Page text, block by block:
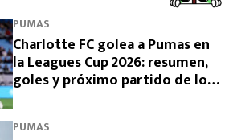
PUMAS
Charlotte FC golea a Pumas en
la Leagues Cup 2026: resumen,
goles y próximo partido de los
PUMAS